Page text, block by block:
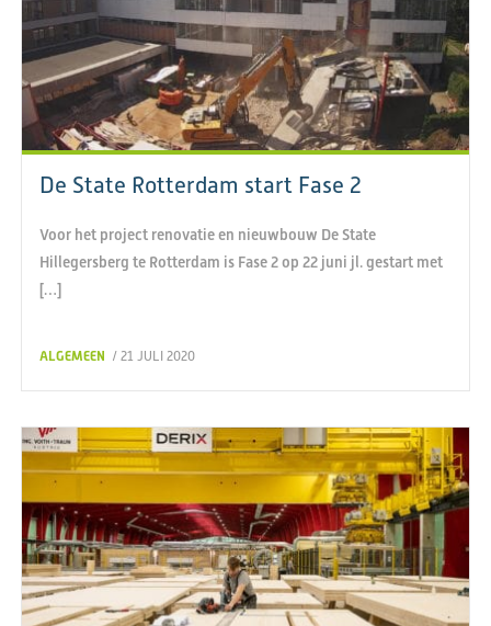
De State Rotterdam start Fase 2
Voor het project renovatie en nieuwbouw De State
Hillegersberg te Rotterdam is Fase 2 op 22 juni jl. gestart met
[…]
ALGEMEEN / 21 JULI 2020